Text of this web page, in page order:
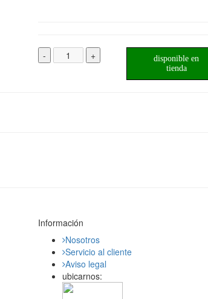
- +
disponible en
tienda
Información
Nosotros
Servicio al cliente
Aviso legal
ubicarnos: